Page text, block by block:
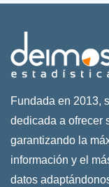
Fundada en 2013,
dedicada a ofrecer
garantizando la
información y el
datos